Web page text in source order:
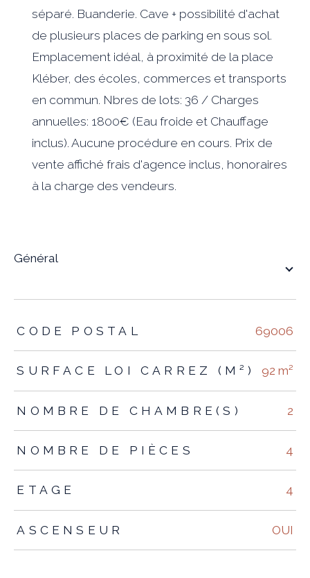
séparé. Buanderie. Cave + possibilité d'achat
de plusieurs places de parking en sous sol.
Emplacement idéal, à proximité de la place
Kléber, des écoles, commerces et transports
en commun. Nbres de lots: 36 / Charges
annuelles: 1800€ (Eau froide et Chauffage
inclus). Aucune procédure en cours. Prix de
vente affiché frais d'agence inclus, honoraires
à la charge des vendeurs.
général
TRAD_ZEPHYR_Caracteristique TRAD_ZEPHYR_Valeurs
CODE POSTAL 69006
SURFACE LOI CARREZ (M²) 92 m²
NOMBRE DE CHAMBRE(S) 2
NOMBRE DE PIÈCES 4
ETAGE 4
ASCENSEUR OUI